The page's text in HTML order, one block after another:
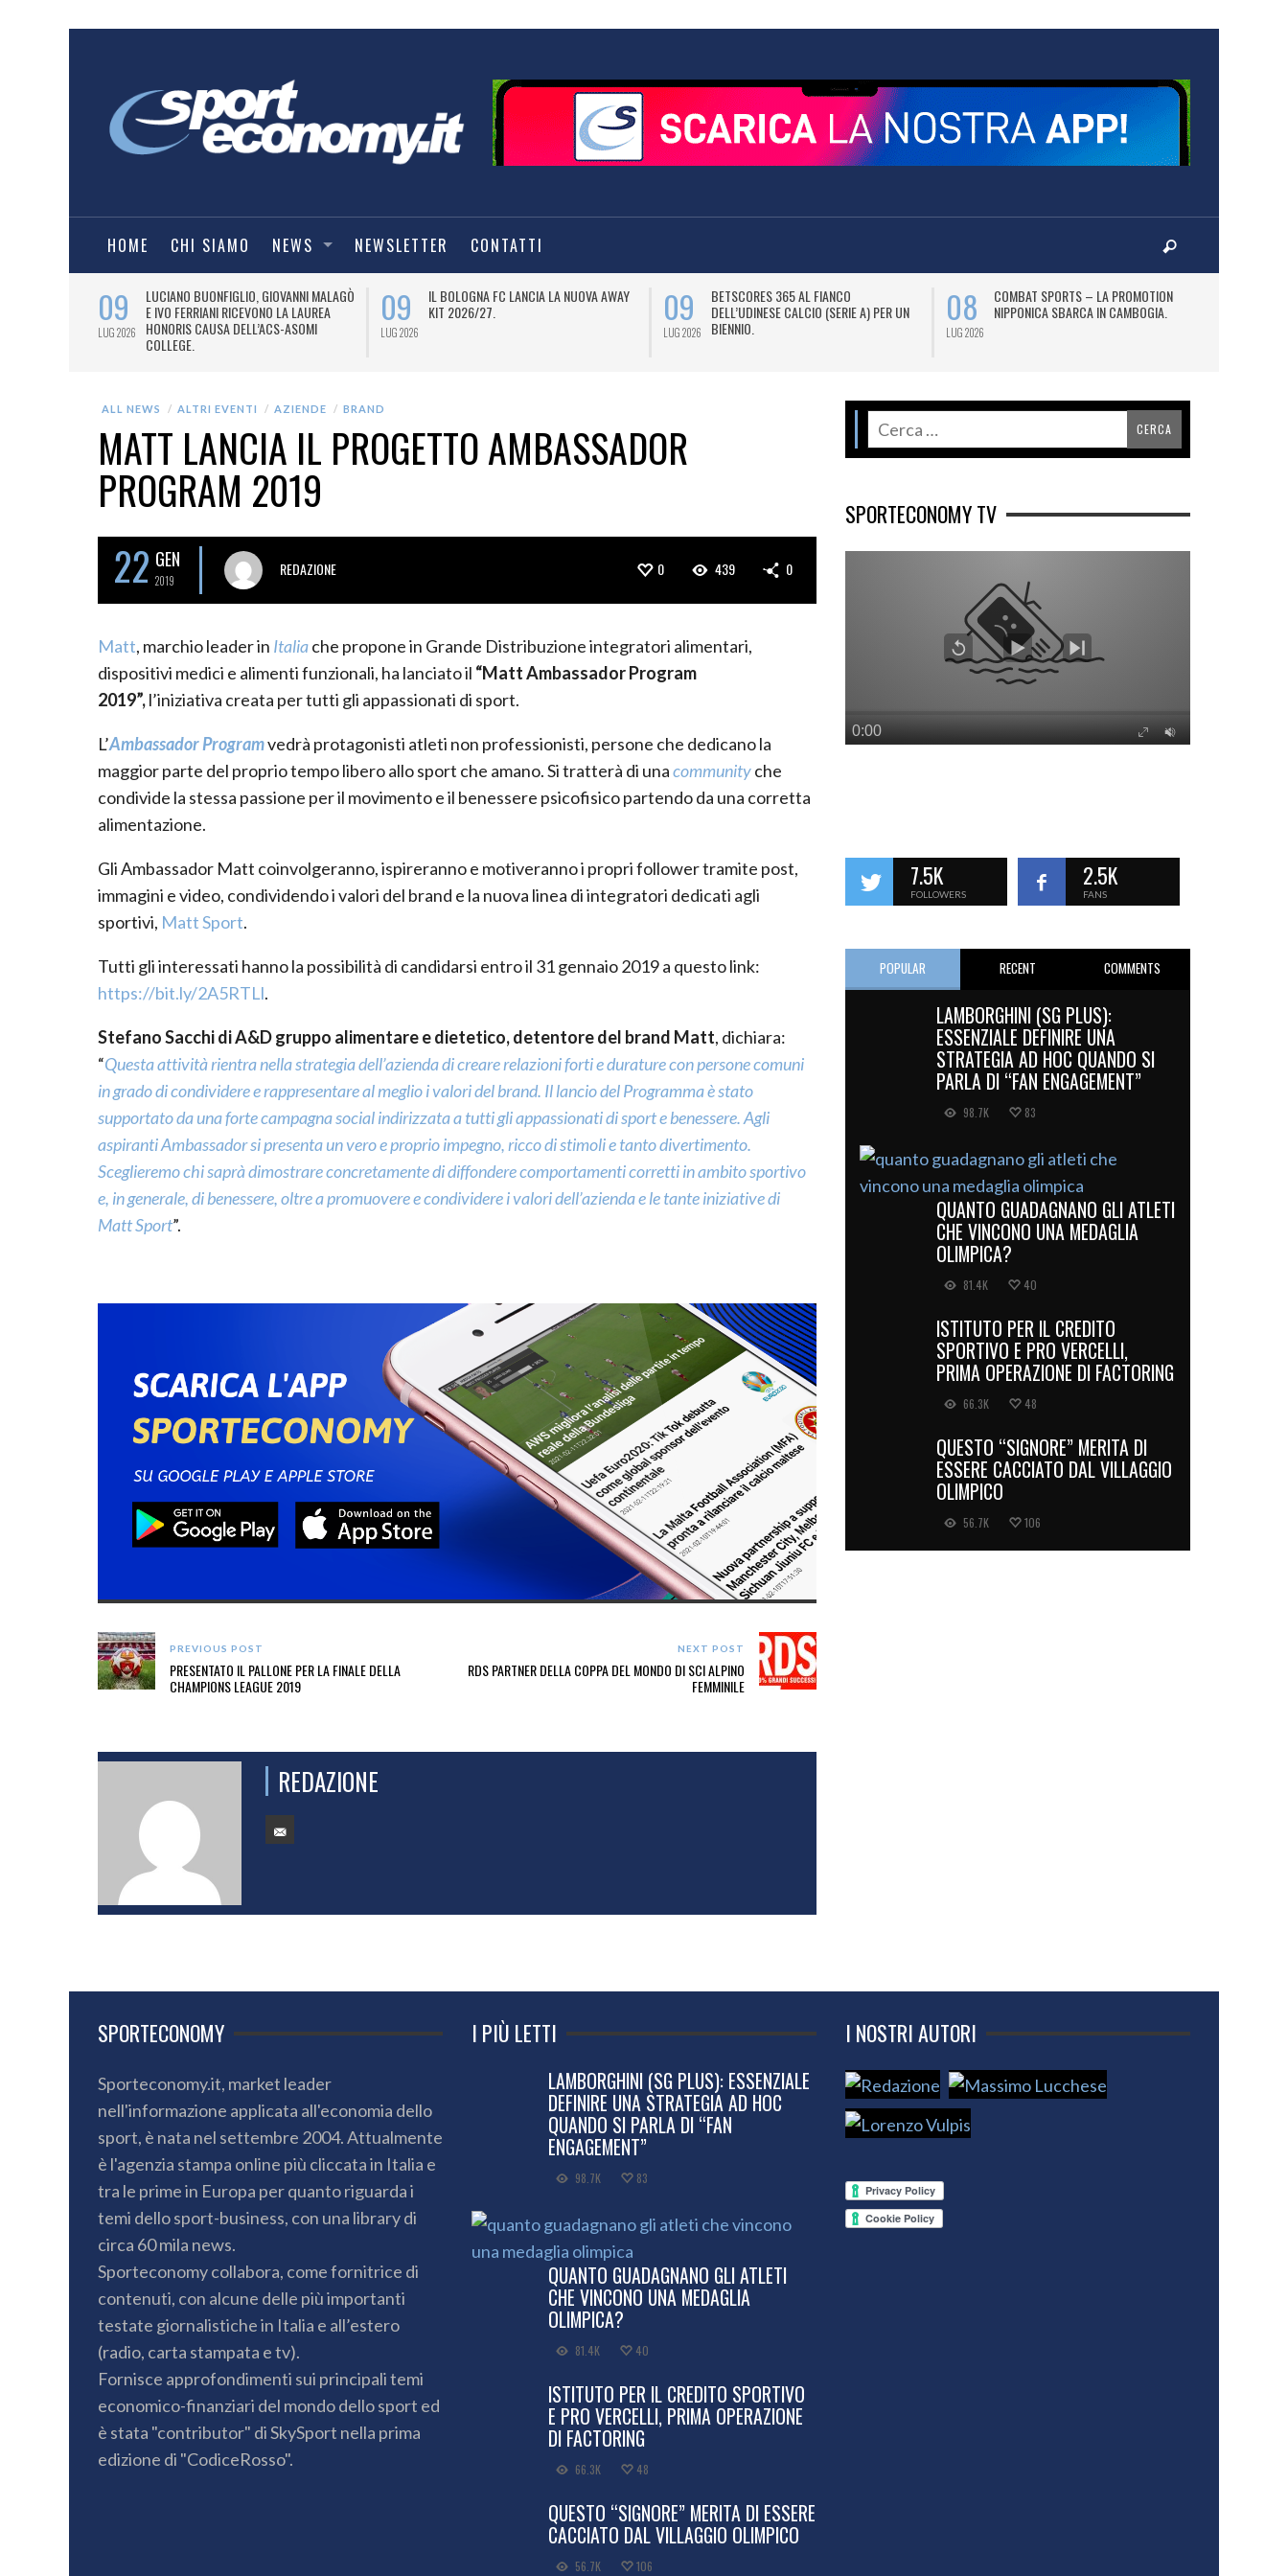
HOME CHI SIAMO NEWS NEWSLETTER CONTATTI
09
LUG 2026
LUCIANO BUONFIGLIO, GIOVANNI MALAGÒ
E IVO FERRIANI RICEVONO LA LAUREA
HONORIS CAUSA DELL’ACS-ASOMI
COLLEGE.
09
LUG 2026
IL BOLOGNA FC LANCIA LA NUOVA AWAY
KIT 2026/27.
09
LUG 2026
BETSCORES 365 AL FIANCO
DELL’UDINESE CALCIO (SERIE A) PER UN
BIENNIO.
08
LUG 2026
COMBAT SPORTS – LA PROMOTION
NIPPONICA SBARCA IN CAMBOGIA.
ALL NEWS ALTRI EVENTI AZIENDE BRAND
MATT LANCIA IL PROGETTO AMBASSADOR
PROGRAM 2019
22 GEN
2019
REDAZIONE 0 439 0
Matt, marchio leader in Italiache propone in Grande Distribuzione integratori alimentari,
dispositivi medici e alimenti funzionali, ha lanciato il “Matt Ambassador Program
2019”,l’iniziativa creata per tutti gli appassionati di sport.
L’Ambassador Programvedrà protagonisti atleti non professionisti, persone che dedicano la
maggior parte del proprio tempo libero allo sport che amano. Si tratterà di unacommunityche
condivide la stessa passione per il movimento e il benessere psicofisico partendo da una corretta
alimentazione.
Gli Ambassador Matt coinvolgeranno, ispireranno e motiveranno i propri follower tramite post,
immagini e video, condividendo i valori del brand e la nuova linea di integratori dedicati agli
sportivi, Matt Sport.
Tutti gli interessati hanno la possibilità di candidarsi entro il 31 gennaio 2019 a questo link:
https://bit.ly/2A5RTLl.
Stefano Sacchi di A&D gruppo alimentare e dietetico, detentore del brand Matt, dichiara:
“Questa attività rientra nella strategia dell’azienda di creare relazioni forti e durature con persone comuni
in grado di condividere e rappresentare al meglio i valori del brand. Il lancio del Programma è stato
supportato da una forte campagna social indirizzata a tutti gli appassionati di sport e benessere. Agli
aspiranti Ambassador si presenta un vero e proprio impegno, ricco di stimoli e tanto divertimento.
Sceglieremo chi saprà dimostrare concretamente di diffondere comportamenti corretti in ambito sportivo
e, in generale, di benessere, oltre a promuovere e condividere i valori dell’azienda e le tante iniziative di
Matt Sport”.
PREVIOUS POST
PRESENTATO IL PALLONE PER LA FINALE DELLA
CHAMPIONS LEAGUE 2019
NEXT POST
RDS PARTNER DELLA COPPA DEL MONDO DI SCI ALPINO
FEMMINILE
REDAZIONE
SPORTECONOMY TV
7.5K
FOLLOWERS
2.5K
FANS
POPULAR RECENT COMMENTS
LAMBORGHINI (SG PLUS):
ESSENZIALE DEFINIRE UNA
STRATEGIA AD HOC QUANDO SI
PARLA DI “FAN ENGAGEMENT”
98.7K 83
QUANTO GUADAGNANO GLI ATLETI
CHE VINCONO UNA MEDAGLIA
OLIMPICA?
81.4K 40
ISTITUTO PER IL CREDITO
SPORTIVO E PRO VERCELLI,
PRIMA OPERAZIONE DI FACTORING
66.3K 48
QUESTO “SIGNORE” MERITA DI
ESSERE CACCIATO DAL VILLAGGIO
OLIMPICO
56.7K 106
SPORTECONOMY
Sporteconomy.it, market leader
nell'informazione applicata all'economia dello
sport, è nata nel settembre 2004. Attualmente
è l'agenzia stampa online più cliccata in Italia e
tra le prime in Europa per quanto riguarda i
temi dello sport-business, con una library di
circa 60 mila news.
Sporteconomy collabora, come fornitrice di
contenuti, con alcune delle più importanti
testate giornalistiche in Italia e all’estero
(radio, carta stampata e tv).
Fornisce approfondimenti sui principali temi
economico-finanziari del mondo dello sport ed
è stata "contributor" di SkySport nella prima
edizione di "CodiceRosso".
I PIÙ LETTI
LAMBORGHINI (SG PLUS): ESSENZIALE
DEFINIRE UNA STRATEGIA AD HOC
QUANDO SI PARLA DI “FAN
ENGAGEMENT”
98.7K 83
QUANTO GUADAGNANO GLI ATLETI
CHE VINCONO UNA MEDAGLIA
OLIMPICA?
81.4K 40
ISTITUTO PER IL CREDITO SPORTIVO
E PRO VERCELLI, PRIMA OPERAZIONE
DI FACTORING
66.3K 48
QUESTO “SIGNORE” MERITA DI ESSERE
CACCIATO DAL VILLAGGIO OLIMPICO
56.7K 106
I NOSTRI AUTORI